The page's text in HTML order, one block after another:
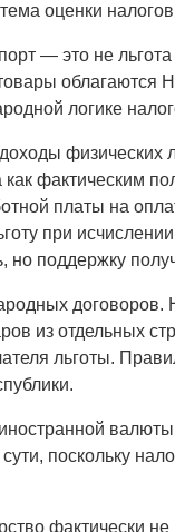
оценки
— это не
логике
физических
как фактическим
платы на
при
но поддержку
договоров.
из отдельных
льготы.
поскольку
фактически